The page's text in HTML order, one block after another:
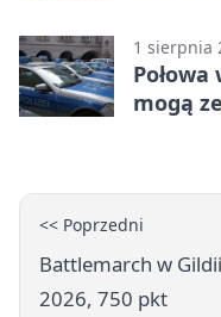
1 sierpnia
mogą
<< Poprzedni
Battlemarch w
2026, 750 pkt